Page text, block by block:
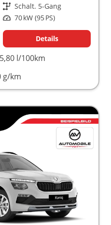
Getriebe Schalt. 5-Gang
Leistung 70 kW (95 PS)
Details
5,80 l/100km
g/km